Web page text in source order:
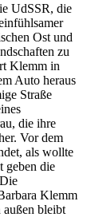
UdSSR, die
Ost und
zu
Klemm in
Auto heraus
Straße
die ihre
Vor dem
als wollte
geben die
Klemm
bleibt